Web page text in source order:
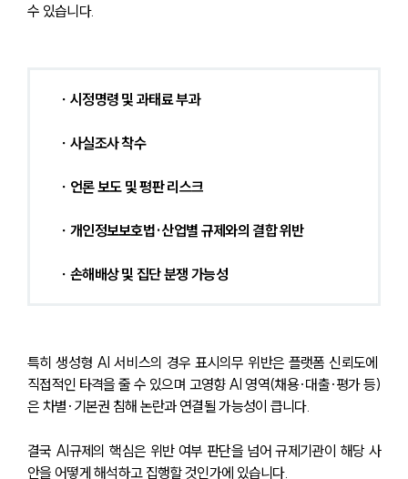
수 있습니다.
∙ 시정명령 및 과태료 부과
∙ 사실조사 착수
∙ 언론 보도 및 평판 리스크
∙ 개인정보보호법·산업별 규제와의 결합 위반
∙ 손해배상 및 집단 분쟁 가능성
특히 생성형 AI 서비스의 경우 표시의무 위반은 플랫폼 신뢰도에
직접적인 타격을 줄 수 있으며 고영향 AI 영역(채용·대출·평가 등)
은 차별·기본권 침해 논란과 연결될 가능성이 큽니다.
결국 AI규제의 핵심은 위반 여부 판단을 넘어 규제기관이 해당 사
안을 어떻게 해석하고 집행할 것인가에 있습니다.